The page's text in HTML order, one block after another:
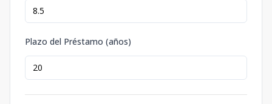
Plazo del Préstamo (años)